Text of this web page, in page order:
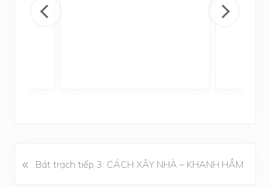
B
« Bát trạch tiếp 3: CÁCH XÂY NHÀ – KHANH HẦM